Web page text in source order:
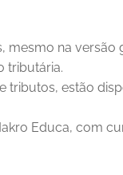
mesmo na versão
tributária.
tributos, estão
Educa, com